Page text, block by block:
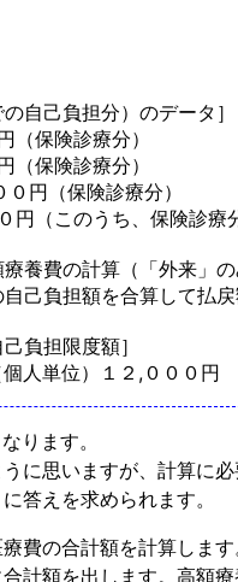
自己負担分）のデータ］
（保険診療分）
（保険診療分）
円（保険診療分）
円（このうち、保険診療
養費の計算（「外来」の
己負担額を合算して払戻
負担限度額］
単位）１２,０００円
ります。
に思いますが、計算に
答えを求められます。
費の合計額を計算しま
計額を出します。高額